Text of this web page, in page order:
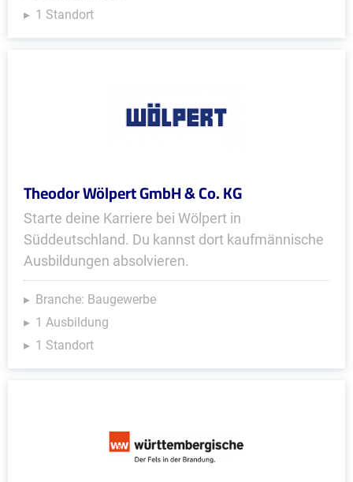
1 Standort
Theodor Wölpert GmbH & Co. KG
Starte deine Karriere bei Wölpert in
Süddeutschland. Du kannst dort kaufmännische
Ausbildungen absolvieren.
Branche: Baugewerbe
1 Ausbildung
1 Standort